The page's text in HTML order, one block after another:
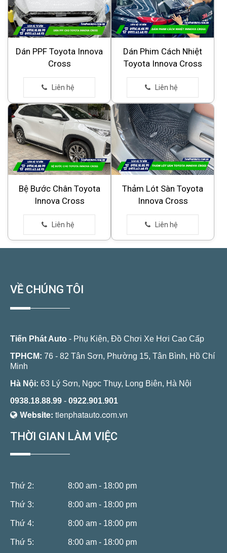
Dán PPF Toyota Innova
Cross
Dán Phim Cách Nhiệt
Toyota Innova Cross
Bệ Bước Chân Toyota
Innova Cross
Thảm Lót Sàn Toyota
Innova Cross
VỀ CHÚNG TÔI
Tiến Phát Auto - Phụ Kiện, Đồ Chơi Xe Hơi Cao Cấp
TPHCM: 76 - 82 Tân Sơn, Phường 15, Tân Bình, Hồ Chí
Minh
Hà Nội: 63 Lý Sơn, Ngọc Thụy, Long Biên, Hà Nội
0938.18.88.99 - 0922.901.901
Website: tienphatauto.com.vn
THỜI GIAN LÀM VIỆC
Thứ 2: 8:00 am - 18:00 pm
Thứ 3: 8:00 am - 18:00 pm
Thứ 4: 8:00 am - 18:00 pm
Thứ 5: 8:00 am - 18:00 pm